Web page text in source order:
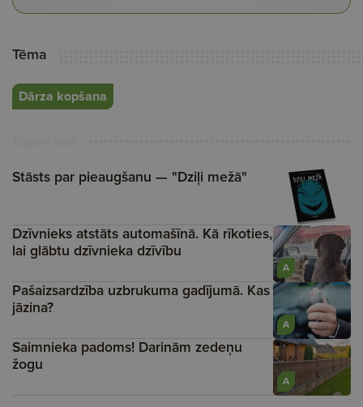
Tēma
Dārza kopšana
Stāsts par pieaugšanu — "Dziļi mežā"
A
Dzīvnieks atstāts automašīnā. Kā rīkoties,
lai glābtu dzīvnieka dzīvību
A
Pašaizsardzība uzbrukuma gadījumā. Kas
jāzina?
A
Saimnieka padoms! Darinām zedeņu
žogu